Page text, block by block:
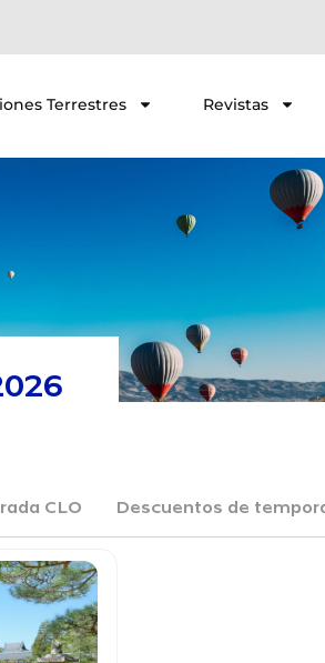
Terrestres Revistas
CLO Descuentos de